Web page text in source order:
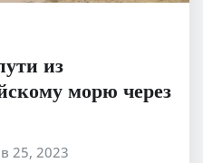
из
морю через
25, 2023